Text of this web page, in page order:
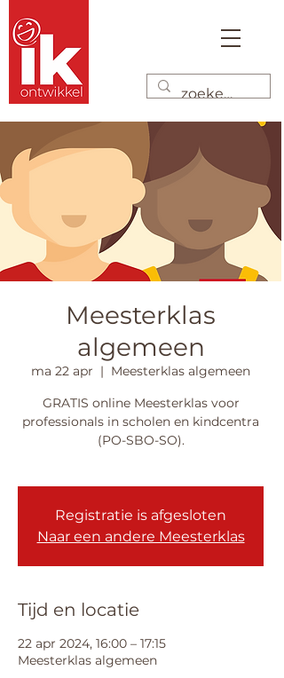
Meesterklas
algemeen
ma 22 apr
  |
Meesterklas algemeen
GRATIS online Meesterklas voor
professionals in scholen en kindcentra
(PO-SBO-SO).
Registratie is afgesloten
Naar een andere Meesterklas
Tijd en locatie
22 apr 2024, 16:00 – 17:15
Meesterklas algemeen